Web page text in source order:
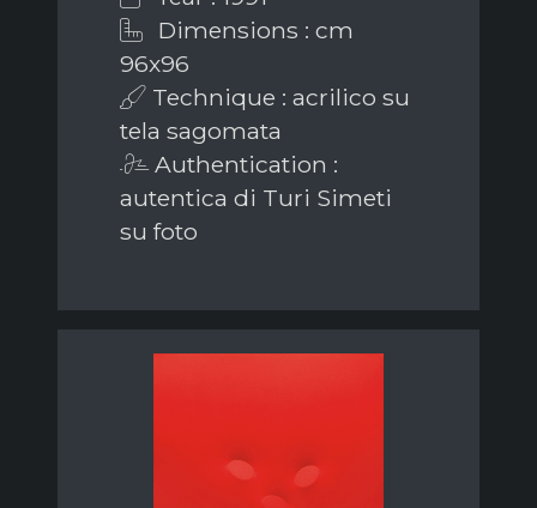
Dimensions : cm
96x96
Technique : acrilico su
tela sagomata
Authentication :
autentica di Turi Simeti
su foto